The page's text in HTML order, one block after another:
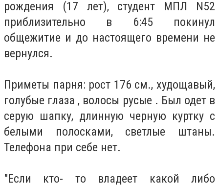
рождения (17 лет), студент МПЛ N52
приблизительно в 6:45 покинул
общежитие и до настоящего времени не
вернулся.
Приметы парня: рост 176 см., худощавый,
голубые глаза , волосы русые . Был одет в
серую шапку, длинную черную куртку с
белыми полосками, светлые штаны.
Телефона при себе нет.
"Если кто- то владеет какой либо